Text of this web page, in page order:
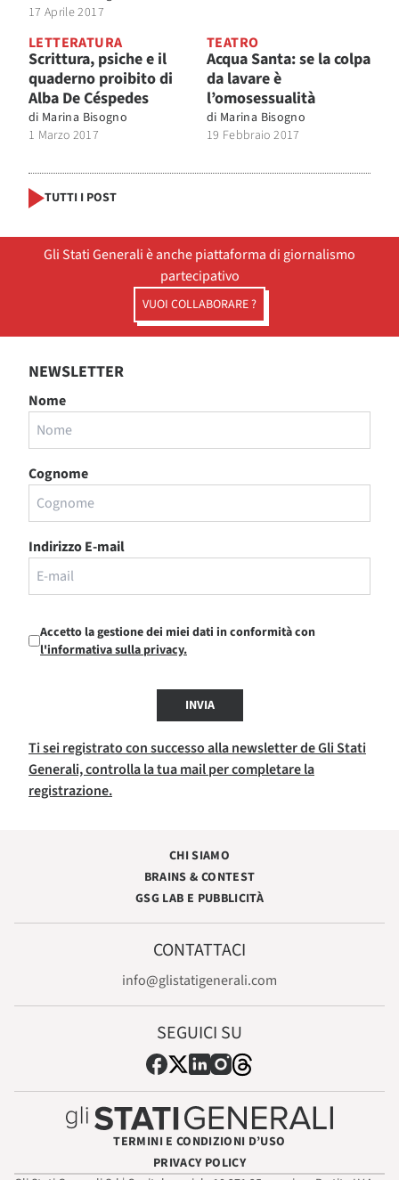
17 Aprile 2017
LETTERATURA
Scrittura, psiche e il
quaderno proibito di
Alba De Céspedes
di Marina Bisogno
1 Marzo 2017
TEATRO
Acqua Santa: se la colpa
da lavare è
l’omosessualità
di Marina Bisogno
19 Febbraio 2017
TUTTI I POST
Gli Stati Generali è anche piattaforma di giornalismo
partecipativo
VUOI COLLABORARE ?
NEWSLETTER
Nome
Cognome
Indirizzo E-mail
Accetto la gestione dei miei dati in conformità con
l'informativa sulla privacy.
INVIA
Ti sei registrato con successo alla newsletter de Gli Stati
Generali, controlla la tua mail per completare la
registrazione.
CHI SIAMO
BRAINS & CONTEST
GSG LAB E PUBBLICITÀ
CONTATTACI
info@glistatigenerali.com
SEGUICI SU
TERMINI E CONDIZIONI D’USO
PRIVACY POLICY